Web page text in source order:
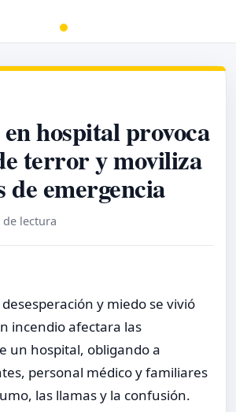
hospital provoca
terror y moviliza
de emergencia
de lectura
y miedo se vivió
incendio afectara las
un hospital, obligando a
personal médico y familiares
las llamas y la confusión.